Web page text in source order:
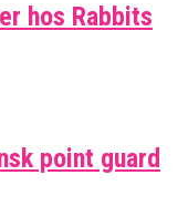
hos Rabbits
point guard